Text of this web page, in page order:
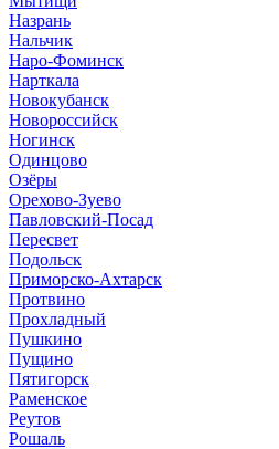
Назрань
Нальчик
Наро-Фоминск
Нарткала
Новокубанск
Новороссийск
Ногинск
Одинцово
Озёры
Орехово-Зуево
Павловский-Посад
Пересвет
Подольск
Приморско-Ахтарск
Протвино
Прохладный
Пушкино
Пущино
Пятигорск
Раменское
Реутов
Рошаль